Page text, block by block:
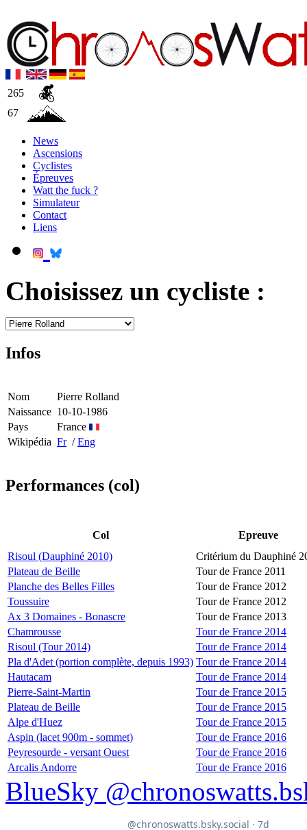
265
67
News
Ascensions
Cyclistes
Épreuves
Watt the fuck ?
Simulateur
Contact
Liens
Choisissez un cycliste :
Infos
Nom
Pierre Rolland
Naissance 10-10-1986
Pays
France
Wikipédia Fr/Eng
Performances (col)
Col
Epreuve
Risoul (Dauphiné 2010)
Critérium du Dauphiné
Plateau de Beille
Tour de France 2011
Planche des Belles Filles
Tour de France 2012
Toussuire
Tour de France 2012
Ax 3 Domaines - Bonascre
Tour de France 2013
Chamrousse
Tour de France 2014
Risoul (Tour 2014)
Tour de France 2014
Pla d'Adet (portion complète, depuis 1993) Tour de France 2014
Hautacam
Tour de France 2014
Pierre-Saint-Martin
Tour de France 2015
Plateau de Beille
Tour de France 2015
Alpe d'Huez
Tour de France 2015
Aspin (lacet 900m - sommet)
Tour de France 2016
Peyresourde - versant Ouest
Tour de France 2016
Arcalis Andorre
Tour de France 2016
BlueSky